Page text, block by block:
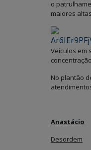
o
maiores
Veículos em
No plantão
Anastácio
Desordem